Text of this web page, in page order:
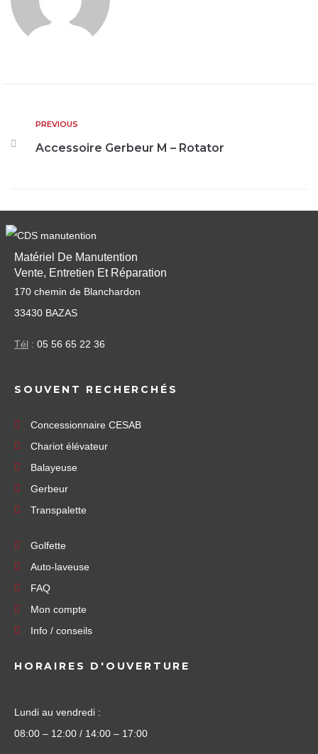
PREVIOUS
Accessoire Gerbeur M – Rotator
Matériel De Manutention
Vente, Entretien Et Réparation
170 chemin de Blanchardon
33430 BAZAS
Tél : 05 56 65 22 36
SOUVENT RECHERCHÉS
Concessionnaire CESAB
Chariot élévateur
Balayeuse
Gerbeur
Transpalette
Golfette
Auto-laveuse
FAQ
Mon compte
Info / conseils
HORAIRES D'OUVERTURE
Lundi au vendredi :
08:00 – 12:00 / 14:00 – 17:00